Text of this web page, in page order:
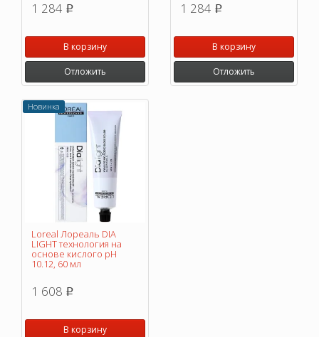
1 284 p
В корзину
Отложить
1 284 p
В корзину
Отложить
Новинка
Loreal Лореаль DIA
LIGHT технология на
основе кислого pH
10.12, 60 мл
1 608 p
В корзину